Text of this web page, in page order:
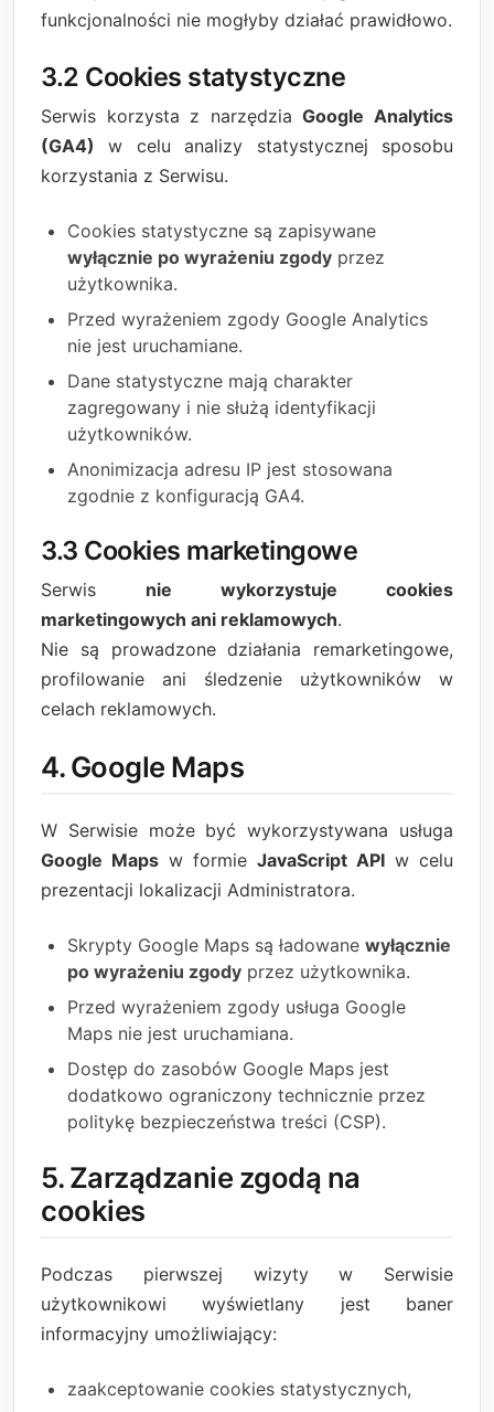
funkcjonalności nie mogłyby działać prawidłowo.
3.2 Cookies statystyczne
Serwis korzysta z narzędziaGoogle Analytics
(GA4) w celu analizy statystycznej sposobu
korzystania z Serwisu.
Cookies statystyczne są zapisywane
wyłącznie po wyrażeniu zgody przez
użytkownika.
Przed wyrażeniem zgody Google Analytics
nie jest uruchamiane.
Dane statystyczne mają charakter
zagregowany i nie służą identyfikacji
użytkowników.
Anonimizacja adresu IP jest stosowana
zgodnie z konfiguracją GA4.
3.3 Cookies marketingowe
Serwis nie wykorzystuje cookies
marketingowych ani reklamowych.
Nie są prowadzone działania remarketingowe,
profilowanie ani śledzenie użytkowników w
celach reklamowych.
4. Google Maps
W Serwisie może być wykorzystywana usługa
Google Maps w formie JavaScript API w celu
prezentacji lokalizacji Administratora.
Skrypty Google Maps są ładowane wyłącznie
po wyrażeniu zgody przez użytkownika.
Przed wyrażeniem zgody usługa Google
Maps nie jest uruchamiana.
Dostęp do zasobów Google Maps jest
dodatkowo ograniczony technicznie przez
politykę bezpieczeństwa treści (CSP).
5. Zarządzanie zgodą na
cookies
Podczas pierwszej wizyty w Serwisie
użytkownikowi wyświetlany jest baner
informacyjny umożliwiający:
zaakceptowanie cookies statystycznych,